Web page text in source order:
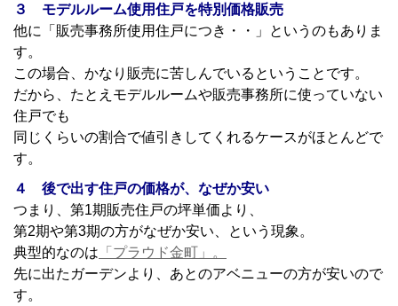
３ モデルルーム使用住戸を特別価格販売
他に「販売事務所使用住戸につき・・」というのもありま
す。
この場合、かなり販売に苦しんでいるということです。
だから、たとえモデルルームや販売事務所に使っていない
住戸でも
同じくらいの割合で値引きしてくれるケースがほとんどで
す。
４ 後で出す住戸の価格が、なぜか安い
つまり、第1期販売住戸の坪単価より、
第2期や第3期の方がなぜか安い、という現象。
典型的なのは 「プラウド金町」。
先に出たガーデンより、あとのアベニューの方が安いので
す。